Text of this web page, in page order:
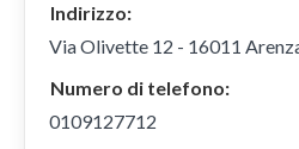
Indirizzo:
Via Olivette 12 - 16011
Numero di telefono:
0109127712